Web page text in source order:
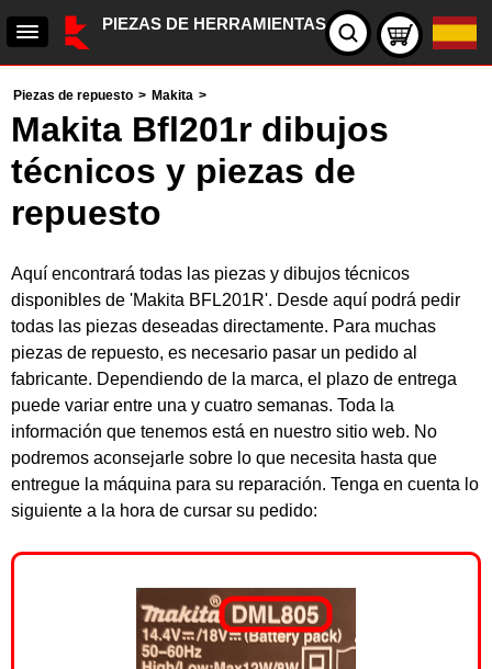
PIEZAS DE HERRAMIENTAS
Piezas de repuesto > Makita >
Makita Bfl201r dibujos
técnicos y piezas de
repuesto
Aquí encontrará todas las piezas y dibujos técnicos
disponibles de 'Makita BFL201R'. Desde aquí podrá pedir
todas las piezas deseadas directamente. Para muchas
piezas de repuesto, es necesario pasar un pedido al
fabricante. Dependiendo de la marca, el plazo de entrega
puede variar entre una y cuatro semanas. Toda la
información que tenemos está en nuestro sitio web. No
podremos aconsejarle sobre lo que necesita hasta que
entregue la máquina para su reparación. Tenga en cuenta lo
siguiente a la hora de cursar su pedido: